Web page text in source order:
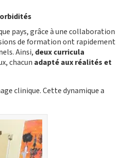
pays, grâce à une collaboration
de formation ont rapidement
Ainsi, deux curricula
chacun adapté aux réalités et
clinique. Cette dynamique a